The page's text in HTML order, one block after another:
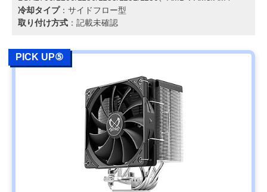
冷却タイプ：サイドフロー型
取り付け方式 ：記載未確認
PICK UP⑤